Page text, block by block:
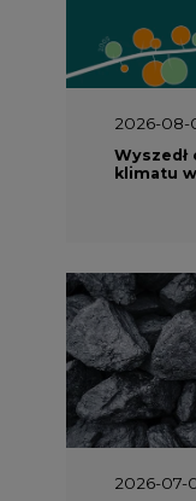
2026-08-
klimatu
2026-07-